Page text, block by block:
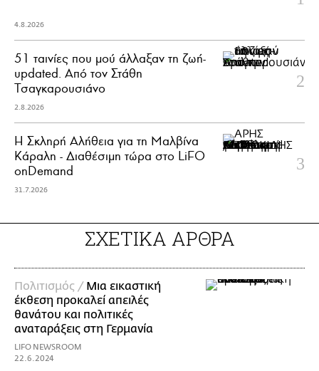
4.8.2026
51 ταινίες που μού άλλαξαν τη ζωή-
updated. Aπό τον Στάθη
Τσαγκαρουσιάνο
2.8.2026
Η Σκληρή Αλήθεια για τη Μαλβίνα
Κάραλη - Διαθέσιμη τώρα στo LiFO
onDemand
31.7.2026
ΣΧΕΤΙΚΑ ΑΡΘΡΑ
Πολιτισμός / Μια εικαστική
έκθεση προκαλεί απειλές
θανάτου και πολιτικές
αναταράξεις στη Γερμανία
LIFO NEWSROOM
22.6.2024